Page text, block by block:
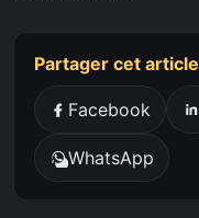
Partager cet article
Facebook
WhatsApp